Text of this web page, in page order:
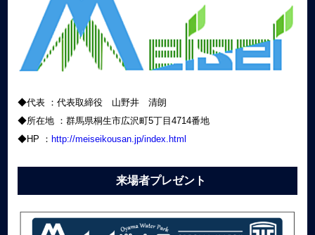
◆代表 ：代表取締役 山野井 清朗
◆所在地 ：群馬県桐生市広沢町5丁目4714番地
◆HP ： http://meiseikousan.jp/index.html
来場者プレゼント